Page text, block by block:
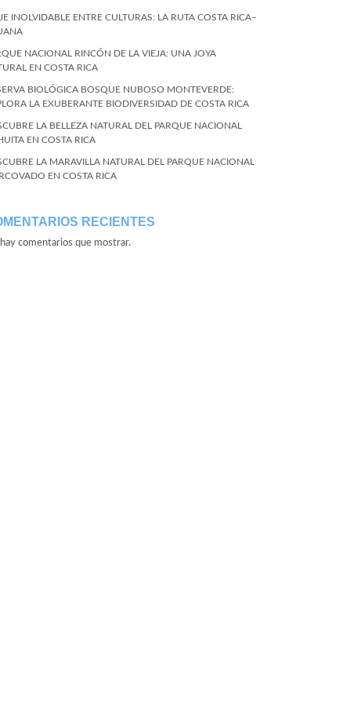
INOLVIDABLE ENTRE CULTURAS: LA RUTA COSTA RICA–
NACIONAL RINCÓN DE LA VIEJA: UNA JOYA
EN COSTA RICA
BIOLÓGICA BOSQUE NUBOSO MONTEVERDE:
LA EXUBERANTE BIODIVERSIDAD DE COSTA RICA
LA BELLEZA NATURAL DEL PARQUE NACIONAL
EN COSTA RICA
LA MARAVILLA NATURAL DEL PARQUE NACIONAL
EN COSTA RICA
RECIENTES
comentarios que mostrar.